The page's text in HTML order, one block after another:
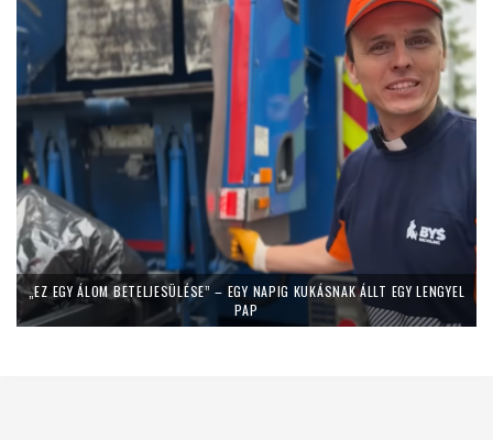
„EZ EGY ÁLOM BETELJESÜLÉSE” – EGY NAPIG KUKÁSNAK ÁLLT EGY LENGYEL
PAP